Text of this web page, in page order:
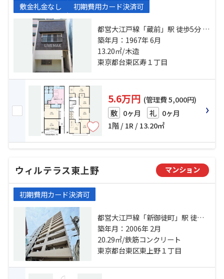
敷金礼金なし 初期費用カード決済可
都営大江戸線「蔵前」駅 徒歩5分 都
営大江戸線「新御徒町」駅 徒歩7分
銀座線「田原町」駅 徒歩7分
築年月：1967年 6月
13.20㎡/木造
東京都台東区寿１丁目
5.6万円 (管理費 5,000円)
敷 0ヶ月 礼 0ヶ月
1階 / 1R / 13.20㎡
ウィルテラス東上野 マンション
初期費用カード決済可
都営大江戸線「新御徒町」駅 徒歩3
分 山手線「御徒町」駅 徒歩5分 日
比谷線「仲御徒町」駅 徒歩5分
築年月：2006年 2月
20.29㎡/鉄筋コンクリート
東京都台東区東上野１丁目